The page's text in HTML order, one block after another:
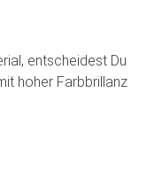
entscheidest Du
hoher Farbbrillanz